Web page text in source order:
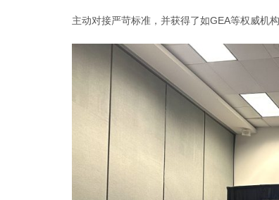
主动对接严苛标准，并获得了如GEA等权威机